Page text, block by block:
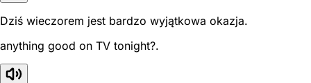
Dziś wieczorem jest bardzo wyjątkowa okazja.
anything good on TV tonight?.